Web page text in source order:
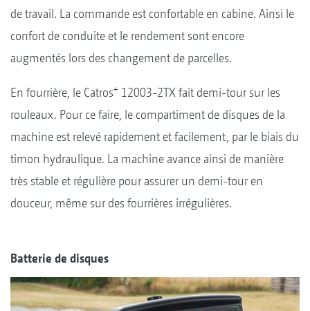
de travail. La commande est confortable en cabine. Ainsi le
confort de conduite et le rendement sont encore
augmentés lors des changement de parcelles.
En fourrière, le Catros+ 12003-2TX fait demi-tour sur les
rouleaux. Pour ce faire, le compartiment de disques de la
machine est relevé rapidement et facilement, par le biais du
timon hydraulique. La machine avance ainsi de manière
très stable et régulière pour assurer un demi-tour en
douceur, même sur des fourrières irrégulières.
Batterie de disques